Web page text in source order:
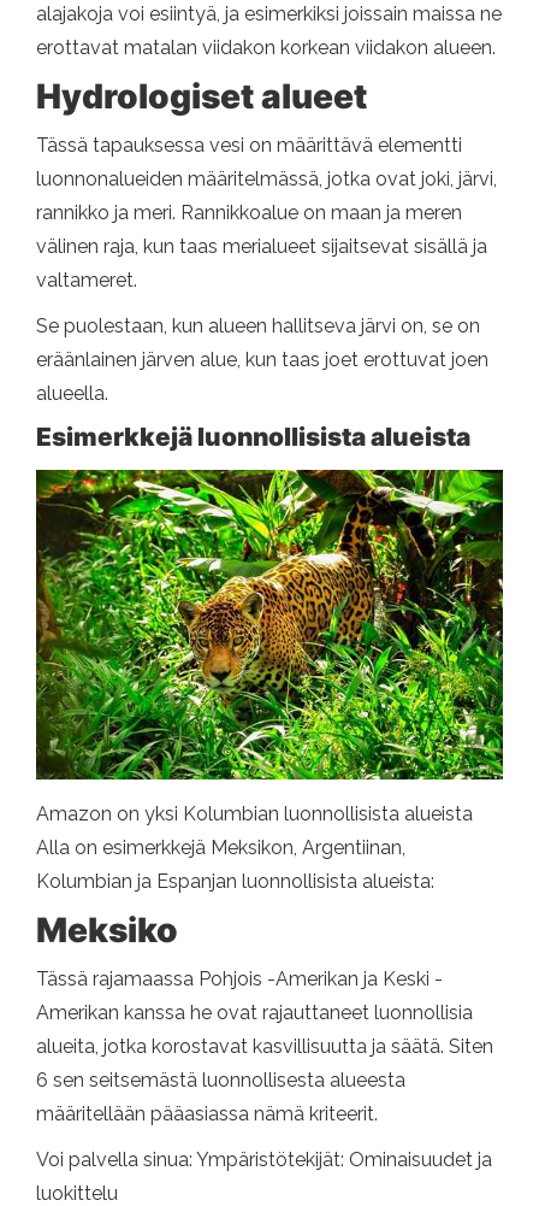
alajakoja voi esiintyä, ja esimerkiksi joissain maissa ne
erottavat matalan viidakon korkean viidakon alueen.
Hydrologiset alueet
Tässä tapauksessa vesi on määrittävä elementti
luonnonalueiden määritelmässä, jotka ovat joki, järvi,
rannikko ja meri. Rannikkoalue on maan ja meren
välinen raja, kun taas merialueet sijaitsevat sisällä ja
valtameret.
Se puolestaan, kun alueen hallitseva järvi on, se on
eräänlainen järven alue, kun taas joet erottuvat joen
alueella.
Esimerkkejä luonnollisista alueista
Amazon on yksi Kolumbian luonnollisista alueista
Alla on esimerkkejä Meksikon, Argentiinan,
Kolumbian ja Espanjan luonnollisista alueista:
Meksiko
Tässä rajamaassa Pohjois -Amerikan ja Keski -
Amerikan kanssa he ovat rajauttaneet luonnollisia
alueita, jotka korostavat kasvillisuutta ja säätä. Siten
6 sen seitsemästä luonnollisesta alueesta
määritellään pääasiassa nämä kriteerit.
Voi palvella sinua: Ympäristötekijät: Ominaisuudet ja
luokittelu